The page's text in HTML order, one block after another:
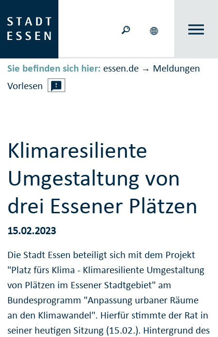
Sie befinden sich hier: essen.de → Meldungen
Vorlesen
Klimaresiliente
Umgestaltung von
drei Essener Plätzen
15.02.2023
Die Stadt Essen beteiligt sich mit dem Projekt
"Platz fürs Klima - Klimaresiliente Umgestaltung
von Plätzen im Essener Stadtgebiet" am
Bundesprogramm "Anpassung urbaner Räume
an den Klimawandel". Hierfür stimmte der Rat in
seiner heutigen Sitzung (15.02.). Hintergrund des